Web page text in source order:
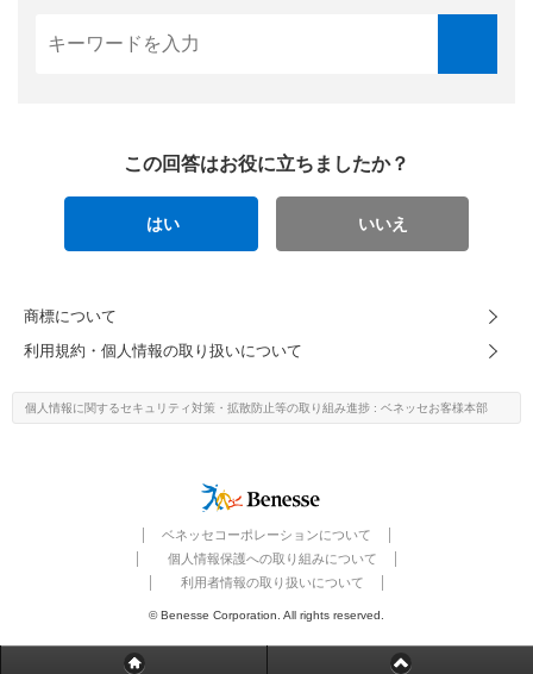
この回答はお役に立ちましたか？
はい いいえ
商標について
利用規約・個人情報の取り扱いについて
個人情報に関するセキュリティ対策・ 拡散防止等の取り組み進捗 : ベネッセお客様本部
ベネッセコーポレーションについて
個人情報保護への取り組みについて
利用者情報の取り扱いについて
© Benesse Corporation. All rights reserved.